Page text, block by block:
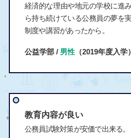
経済的な理由や地元の学校に進
ら持ち続けている公務員の夢を
制度や講習があったから。
公益学部 / 男性（2019年度入学）
教育内容が良い
公務員試験対策が安価で出来る。